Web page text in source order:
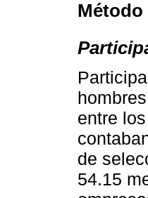
Método
entre
de
54.15